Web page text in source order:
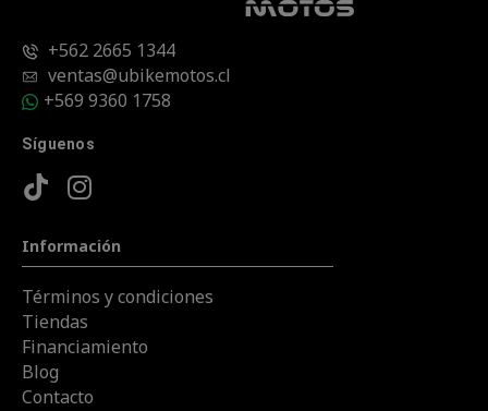
+562 2665 1344
ventas@ubikemotos.cl
+569 9360 1758
Síguenos
Información
Términos y condiciones
Tiendas
Financiamiento
Blog
Contacto